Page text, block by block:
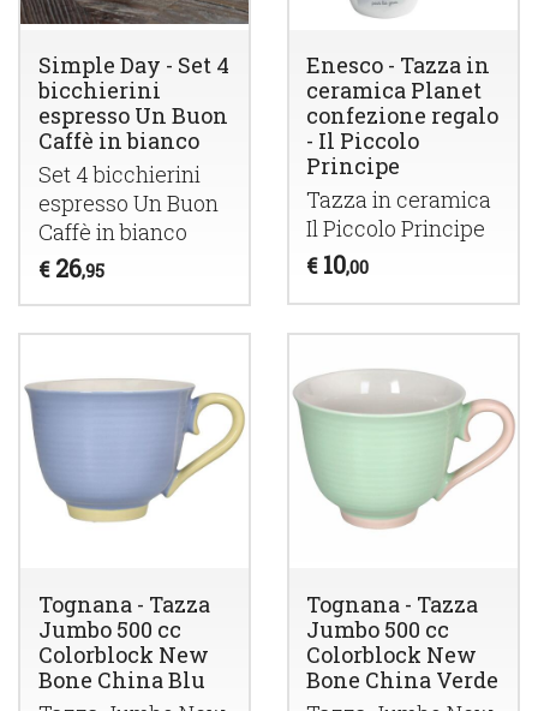
Simple Day - Set 4
bicchierini
espresso Un Buon
Caffè in bianco
Set 4 bicchierini
espresso Un Buon
Caffè in bianco
€ 26,95
Enesco - Tazza in
ceramica Planet
confezione regalo
- Il Piccolo
Principe
Tazza in ceramica
Il Piccolo Principe
€ 10,00
Tognana - Tazza
Jumbo 500 cc
Colorblock New
Bone China Blu
Tognana - Tazza
Jumbo 500 cc
Colorblock New
Bone China Verde